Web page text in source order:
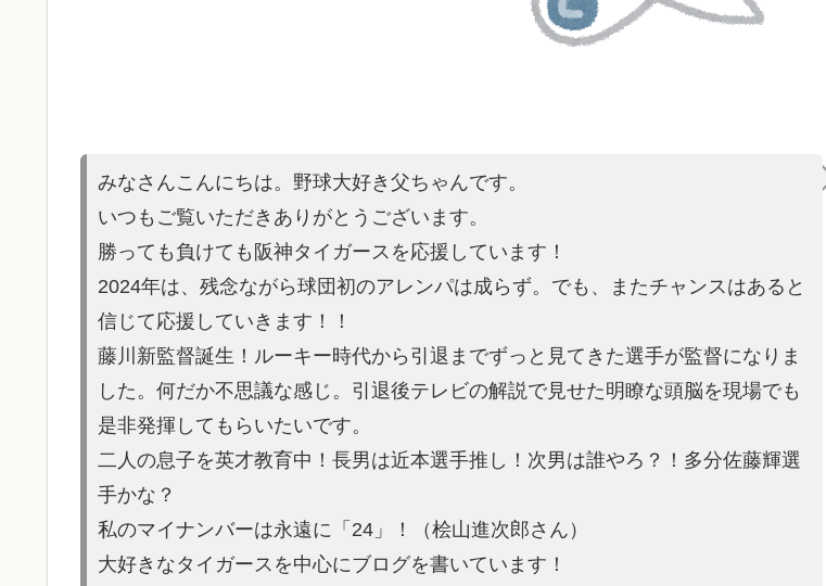
みなさんこんにちは。野球大好き父ちゃんです。
いつもご覧いただきありがとうございます。
勝っても負けても阪神タイガースを応援しています！
2024年は、残念ながら球団初のアレンパは成らず。でも、またチャンスはあると
信じて応援していきます！！
藤川新監督誕生！ルーキー時代から引退までずっと見てきた選手が監督になりま
した。何だか不思議な感じ。引退後テレビの解説で見せた明瞭な頭脳を現場でも
是非発揮してもらいたいです。
二人の息子を英才教育中！長男は近本選手推し！次男は誰やろ？！多分佐藤輝選
手かな？
私のマイナンバーは永遠に「24」！（桧山進次郎さん）
大好きなタイガースを中心にブログを書いています！